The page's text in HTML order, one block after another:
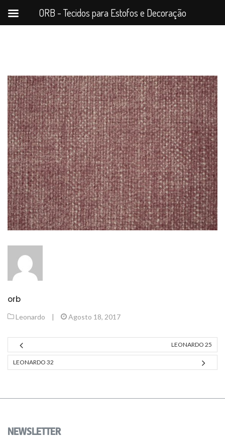
orb
Leonardo | Agosto 18, 2017
LEONARDO 25
LEONARDO 32
NEWSLETTER
ORB - Tecidos para Estofos e Decoração